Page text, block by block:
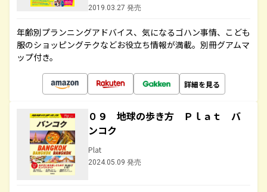
2019.03.27 発売
年齢別プランニングアドバイス、気になるゴハン事情、こども
服のショッピングテクなどお役立ち情報が満載。別冊グアムマ
ップ付き。
詳細を見る
０９ 地球の歩き方 Ｐｌａｔ バ
ンコク
Plat
2024.05.09 発売